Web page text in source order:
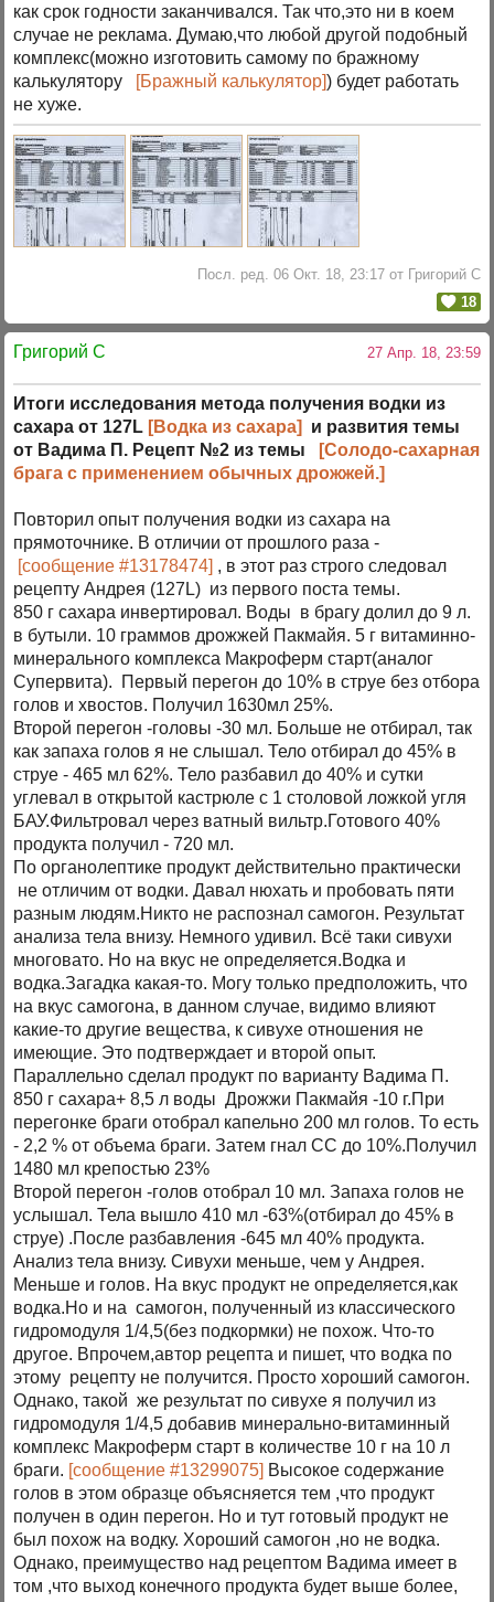
как срок годности заканчивался. Так что,это ни в коем
случае не реклама. Думаю,что любой другой подобный
комплекс(можно изготовить самому по бражному
калькулятору
[Бражный калькулятор]) будет работать
не хуже.
Посл. ред. 06 Окт. 18, 23:17 от Григорий C
18
Григорий C 27 Апр. 18, 23:59
Итоги исследования метода получения водки из
сахара от 127L [Водка из сахара]
и развития темы
от Вадима П. Рецепт №2 из темы
[Солодо-сахарная
брага с применением обычных дрожжей.]
Повторил опыт получения водки из сахара на
прямоточнике. В отличии от прошлого раза -
[сообщение #13178474] , в этот раз строго следовал
рецепту Андрея (127L) из первого поста темы.
850 г сахара инвертировал. Воды в брагу долил до 9 л.
в бутыли. 10 граммов дрожжей Пакмайя. 5 г витаминно-
минерального комплекса Макроферм старт(аналог
Супервита). Первый перегон до 10% в струе без отбора
голов и хвостов. Получил 1630мл 25%.
Второй перегон -головы -30 мл. Больше не отбирал, так
как запаха голов я не слышал. Тело отбирал до 45% в
струе - 465 мл 62%. Тело разбавил до 40% и сутки
углевал в открытой кастрюле с 1 столовой ложкой угля
БАУ.Фильтровал через ватный вильтр.Готового 40%
продукта получил - 720 мл.
По органолептике продукт действительно практически
не отличим от водки. Давал нюхать и пробовать пяти
разным людям.Никто не распознал самогон. Результат
анализа тела внизу. Немного удивил. Всё таки сивухи
многовато. Но на вкус не определяется.Водка и
водка.Загадка какая-то. Могу только предположить, что
на вкус самогона, в данном случае, видимо влияют
какие-то другие вещества, к сивухе отношения не
имеющие. Это подтверждает и второй опыт.
Параллельно сделал продукт по варианту Вадима П.
850 г сахара+ 8,5 л воды Дрожжи Пакмайя -10 г.При
перегонке браги отобрал капельно 200 мл голов. То есть
- 2,2 % от объема браги. Затем гнал СС до 10%.Получил
1480 мл крепостью 23%
Второй перегон -голов отобрал 10 мл. Запаха голов не
услышал. Тела вышло 410 мл -63%(отбирал до 45% в
струе) .После разбавления -645 мл 40% продукта.
Анализ тела внизу. Сивухи меньше, чем у Андрея.
Меньше и голов. На вкус продукт не определяется,как
водка.Но и на самогон, полученный из классического
гидромодуля 1/4,5(без подкормки) не похож. Что-то
другое. Впрочем,автор рецепта и пишет, что водка по
этому рецепту не получится. Просто хороший самогон.
Однако, такой же результат по сивухе я получил из
гидромодуля 1/4,5 добавив минерально-витаминный
комплекс Макроферм старт в количестве 10 г на 10 л
браги. [сообщение #13299075] Высокое содержание
голов в этом образце объясняется тем ,что продукт
получен в один перегон. Но и тут готовый продукт не
был похож на водку. Хороший самогон ,но не водка.
Однако, преимущество над рецептом Вадима имеет в
том ,что выход конечного продукта будет выше более,